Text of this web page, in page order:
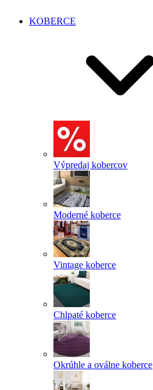
KOBERCE
Výpredaj kobercov
Moderné koberce
Vintage koberce
Chlpaté koberce
Okrúhle a oválne koberce